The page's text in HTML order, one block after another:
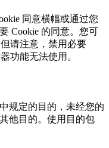
同意横幅或通过您
Cookie 的同意。您可
请注意，禁用必要
功能无法使用。
规定的目的，未经您的
他目的。使用目的包